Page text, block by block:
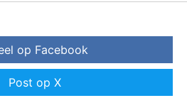
op Facebook
Post op X